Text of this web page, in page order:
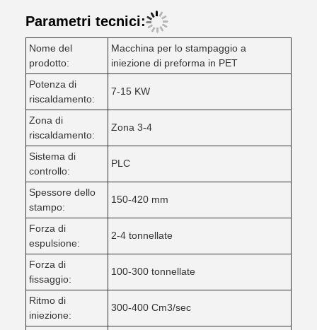
Parametri tecnici:
Nome del
prodotto:
Macchina per lo stampaggio a
iniezione di preforma in PET
Potenza di
riscaldamento:
7-15 KW
Zona di
riscaldamento:
Zona 3-4
Sistema di
controllo:
PLC
Spessore dello
stampo:
150-420 mm
Forza di
espulsione:
2-4 tonnellate
Forza di
fissaggio:
100-300 tonnellate
Ritmo di
iniezione:
300-400 Cm3/sec